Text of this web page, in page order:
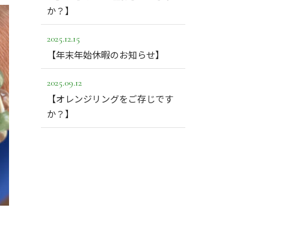
か？】
2025.12.15
【年末年始休暇のお知らせ】
2025.09.12
【オレンジリングをご存じです
か？】